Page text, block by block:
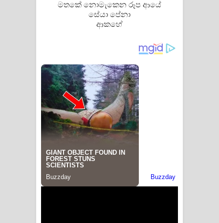
මතකේ නොමැකෙන රූප ආයේ
සේයා පේනා
ආකහේ